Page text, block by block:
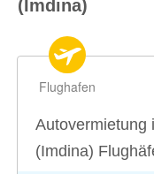
(Imdina)
Flughafen
Autovermietung
(Imdina)
Attard2.25 ml /